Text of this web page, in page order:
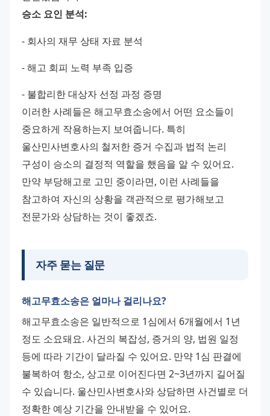
승소 요인 분석:
- 회사의 재무 상태 자료 분석
- 해고 회피 노력 부족 입증
- 불합리한 대상자 선정 과정 증명
이러한 사례들은 해고무효소송에서 어떤 요소들이
중요하게 작용하는지 보여줍니다. 특히
울산민사변호사의 철저한 증거 수집과 법적 논리
구성이 승소의 결정적 역할을 했음을 알 수 있어요.
만약 부당해고로 고민 중이라면, 이런 사례들을
참고하여 자신의 상황을 객관적으로 평가해보고
전문가와 상담하는 것이 좋겠죠.
자주 묻는 질문
해고무효소송은 얼마나 걸리나요?
해고무효소송은 일반적으로 1심에서 6개월에서 1년
정도 소요돼요. 사건의 복잡성, 증거의 양, 법원 일정
등에 따라 기간이 달라질 수 있어요. 만약 1심 판결에
불복하여 항소, 상고로 이어진다면 2~3년까지 길어질
수 있습니다. 울산민사변호사와 상담하면 사건별로 더
정확한 예상 기간을 안내받을 수 있어요.